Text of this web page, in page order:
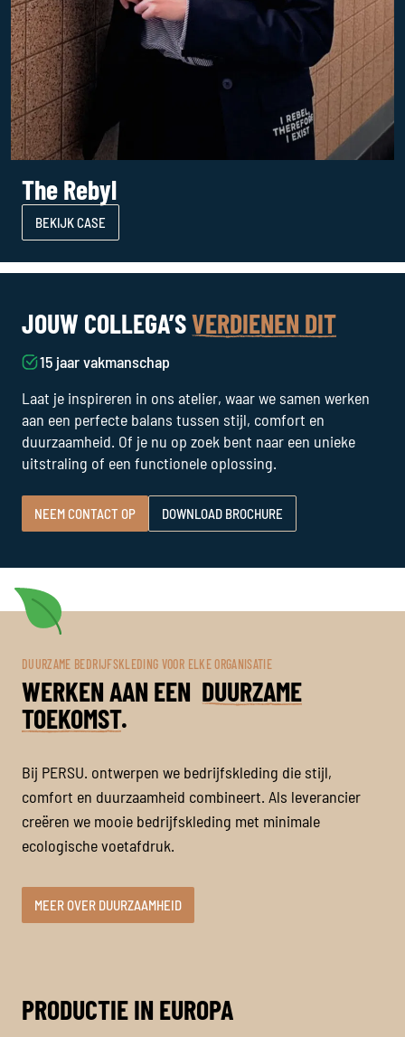
The Rebyl
BEKIJK CASE
JOUW COLLEGA’SVERDIENEN DIT
15 jaar vakmanschap
Laat je inspireren in ons atelier, waar we samen werken
aan een perfecte balans tussen stijl, comfort en
duurzaamheid. Of je nu op zoek bent naar een unieke
uitstraling of een functionele oplossing.
NEEM CONTACT OP DOWNLOAD BROCHURE
DUURZAME BEDRIJFSKLEDING VOOR ELKE ORGANISATIE
WERKEN AAN EEN DUURZAME
TOEKOMST.
Bij PERSU. ontwerpen we bedrijfskleding die stijl,
comfort en duurzaamheid combineert. Als leverancier
creëren we mooie bedrijfskleding met minimale
ecologische voetafdruk.
MEER OVER DUURZAAMHEID
PRODUCTIE IN EUROPA